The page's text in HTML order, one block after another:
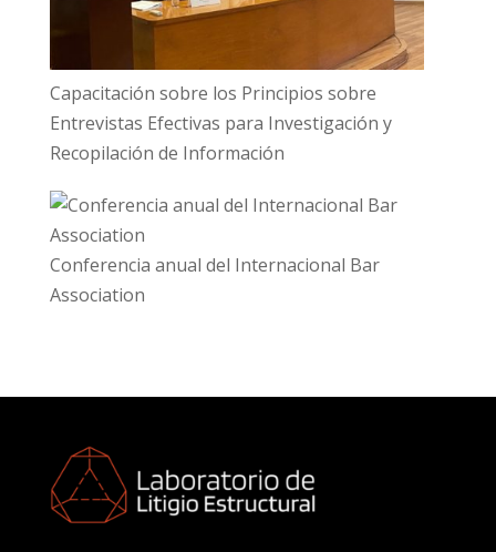
Capacitación sobre los Principios sobre
Entrevistas Efectivas para Investigación y
Recopilación de Información
Conferencia anual del Internacional Bar
Association